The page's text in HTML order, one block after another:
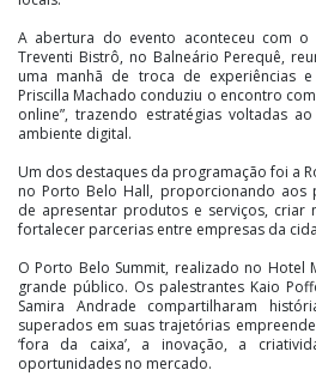
A abertura do evento aconteceu com o
Treventi Bistrô, no Balneário Perequê,
uma manhã de troca de experiências
Priscilla Machado conduziu o encontro
online”, trazendo estratégias voltadas
ambiente digital.
Um dos destaques da programação foi a
no Porto Belo Hall, proporcionando aos
de apresentar produtos e serviços, criar
fortalecer parcerias entre empresas da
O Porto Belo Summit, realizado no Hotel
grande público. Os palestrantes Kaio
Samira Andrade compartilharam
superados em suas trajetórias
‘fora da caixa’, a inovação, a
oportunidades no mercado.